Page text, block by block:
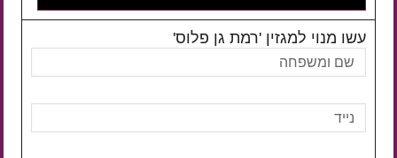
עשו מנוי למגזין 'רמת גן פלוס'